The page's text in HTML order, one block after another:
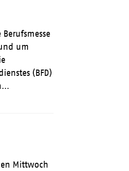
um
(BFD)
Mittwoch